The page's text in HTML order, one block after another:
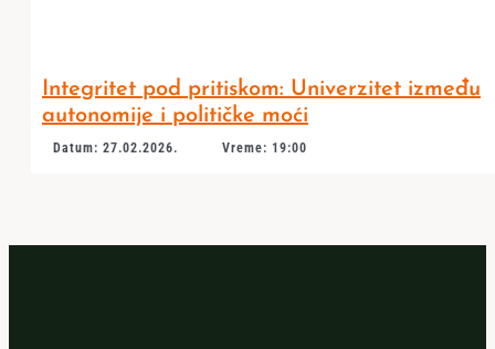
Integritet pod pritiskom: Univerzitet između
autonomije i političke moći
Datum: 27.02.2026. Vreme: 19:00